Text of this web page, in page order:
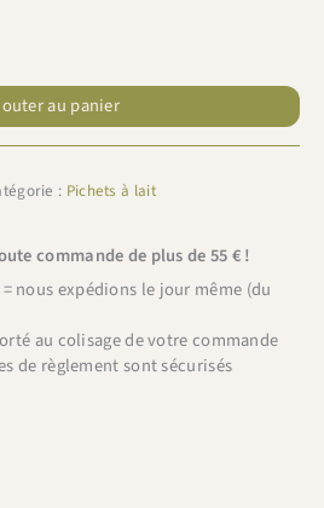
au panier
: Pichets à lait
commande de plus de 55 € !
nous expédions le jour même (du
au colisage de votre commande
de règlement sont sécurisés